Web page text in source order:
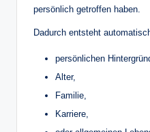
persönlich getroffen haben.
Dadurch entsteht
persönlichen
Alter,
Familie,
Karriere,